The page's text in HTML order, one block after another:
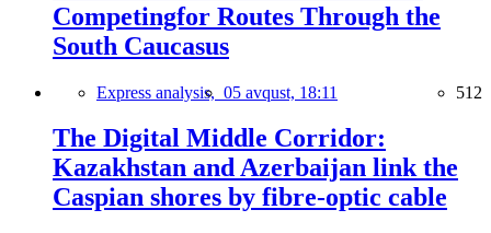
Competingfor Routes Through the
South Caucasus
Express analysis, 05 avqust, 18:11 512
The Digital Middle Corridor:
Kazakhstan and Azerbaijan link the
Caspian shores by fibre-optic cable